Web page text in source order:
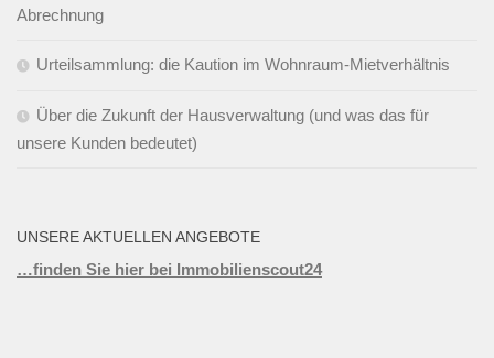
Abrechnung
Urteilsammlung: die Kaution im Wohnraum-Mietverhältnis
Über die Zukunft der Hausverwaltung (und was das für
unsere Kunden bedeutet)
UNSERE AKTUELLEN ANGEBOTE
…finden Sie hier bei Immobilienscout24